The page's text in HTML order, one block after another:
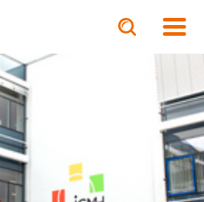
Toggle
search
input
Toggle
search
input